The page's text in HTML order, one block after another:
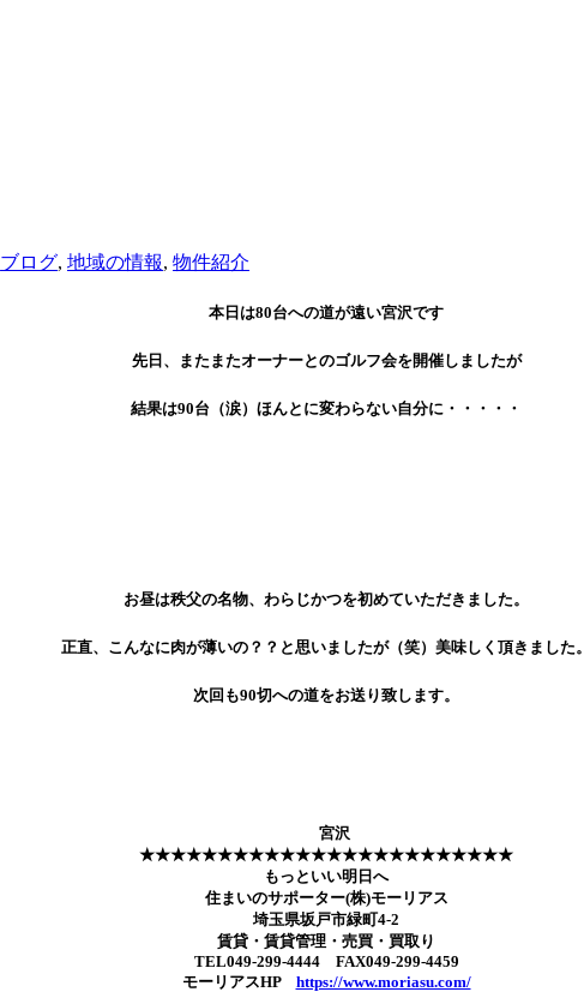
ブログ, 地域の情報, 物件紹介
本日は80台への道が遠い宮沢です
先日、またまたオーナーとのゴルフ会を開催しましたが
結果は90台（涙）ほんとに変わらない自分に・・・・・
お昼は秩父の名物、わらじかつを初めていただきました。
正直、こんなに肉が薄いの？？と思いましたが（笑）美味しく頂きました。
次回も90切への道をお送り致します。
宮沢
★★★★★★★★★★★★★★★★★★★★★★★★
もっといい明日へ
住まいのサポーター(株)モーリアス
埼玉県坂戸市緑町4-2
賃貸・賃貸管理・売買・買取り
TEL049-299-4444 FAX049-299-4459
モーリアスHP https://www.moriasu.com/